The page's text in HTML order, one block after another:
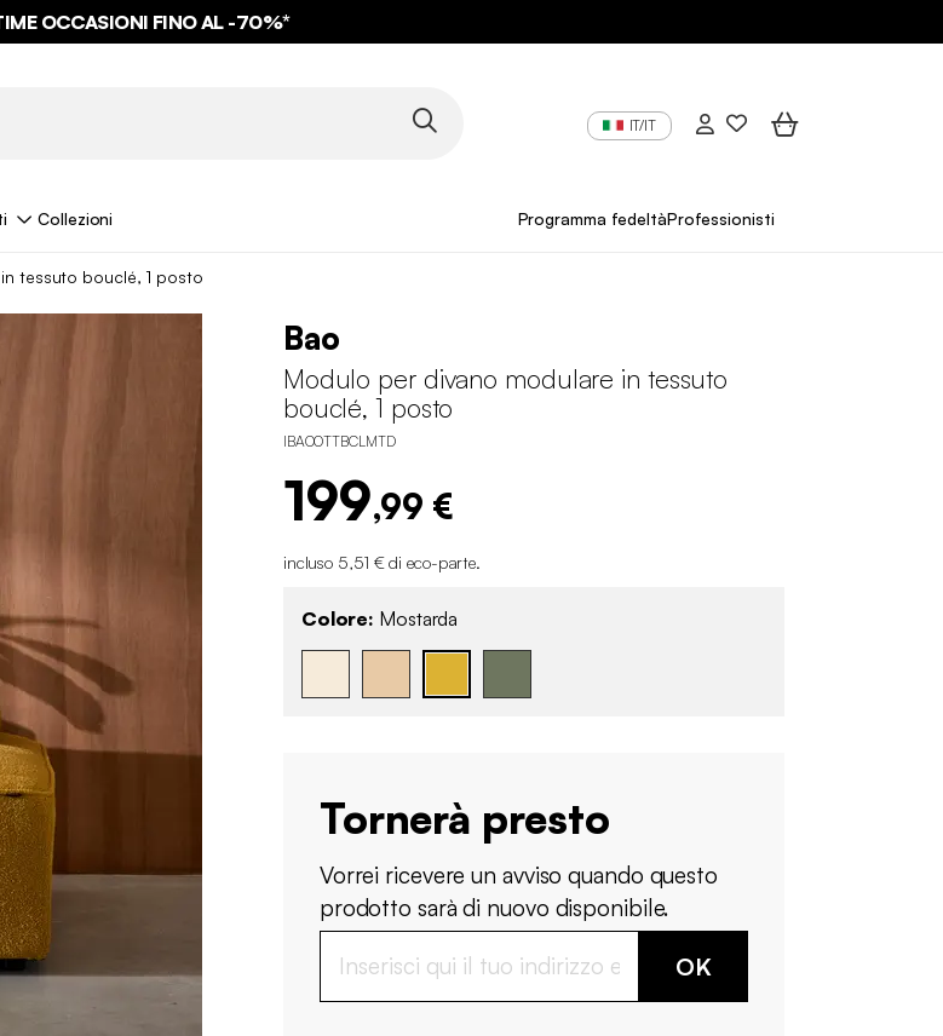
OCCASIONI FINO AL -70%*
IT/IT
Collezioni Programma fedeltàProfessionisti
tessuto bouclé, 1 posto
Bao
Modulo per divano modulare in tessuto
bouclé, 1 posto
IBAOOTTBCLMTD
199,99 €
incluso 5,51 € di eco-parte.
Colore: Mostarda
Tornerà presto
Vorrei ricevere un avviso quando questo
prodotto sarà di nuovo disponibile.
OK